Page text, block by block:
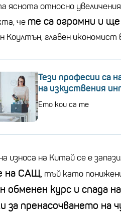
яснота относно
че те са огромни и
Коултън, главен икономист
Тези професии са
на изкуствения
Ето кои са те
износа на Китай се е
на САЩ, тъй като
обменен курс и спада
за пренасочването